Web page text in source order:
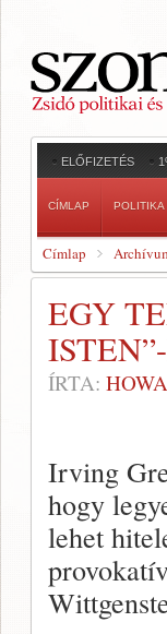
ELŐFIZETÉS
CÍMLAP POLITIKA
Címlap
EGY
ÍRTA:
Irving
hogy
lehet